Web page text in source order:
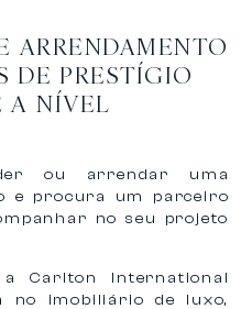
ARRENDAMENTO
DE PRESTÍGIO
A NÍVEL
ou arrendar uma
e procura um parceiro
no seu projeto
Carlton International
no imobiliário de luxo,